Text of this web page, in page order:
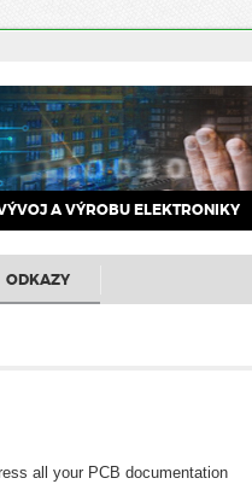
A VÝROBU ELEKTRONIKY
ODKAZY
all your PCB documentation